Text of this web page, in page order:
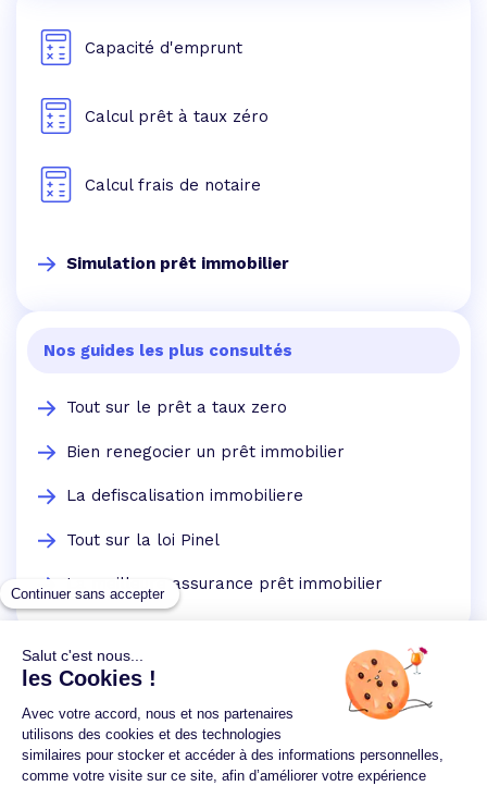
Capacité d'emprunt
Calcul prêt à taux zéro
Calcul frais de notaire
Simulation prêt immobilier
Nos guides les plus consultés
Tout sur le prêt a taux zero
Bien renegocier un prêt immobilier
La defiscalisation immobiliere
Tout sur la loi Pinel
La meilleure assurance prêt immobilier
Un crédit vous engage et doit être remboursé.
Vérifiez vos capacités de remboursement avant de
vous engager.